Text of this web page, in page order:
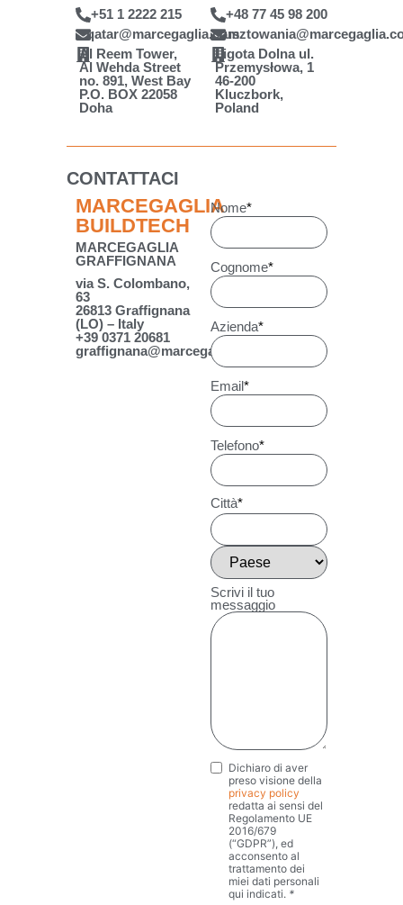
+51 1 2222 215
qatar@marcegaglia.com
Al Reem Tower,
Al Wehda Street
no. 891, West Bay
P.O. BOX 22058
Doha
+48 77 45 98 200
Ligota Dolna ul.
Przemysłowa, 1
46-200
Kluczbork,
Poland
CONTATTACI
MARCEGAGLIA
BUILDTECH
MARCEGAGLIA
GRAFFIGNANA
via S. Colombano,
63
26813 Graffignana
(LO) – Italy
+39 0371 20681
graffignana@marcegaglia.com
Nome*
Cognome*
Azienda*
Email*
Telefono*
Città*
Scrivi il tuo
messaggio
Privacy*
Dichiaro di aver
preso visione della
privacy policy
redatta ai sensi del
Regolamento UE
2016/679
(“GDPR”), ed
acconsento al
trattamento dei
miei dati personali
qui indicati. *